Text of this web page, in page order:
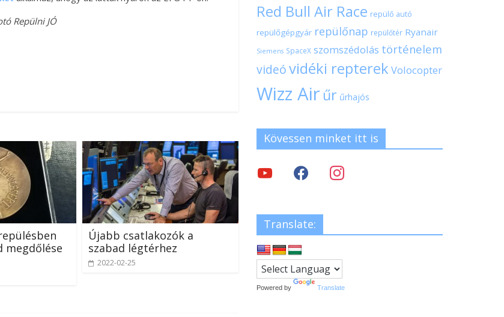
Repülni JÓ
megdőlése
Újabb csatlakozók a
szabad légtérhez
2022-02-25
Red Bull Air Race repülő autó
repülőgépgyár repülőnap repülőtér Ryanair
Siemens SpaceX szomszédolás történelem
videóvidéki repterek Volocopter
Wizz Air űr űrhajós
Kövessen minket itt is
Translate:
Powered by Translate